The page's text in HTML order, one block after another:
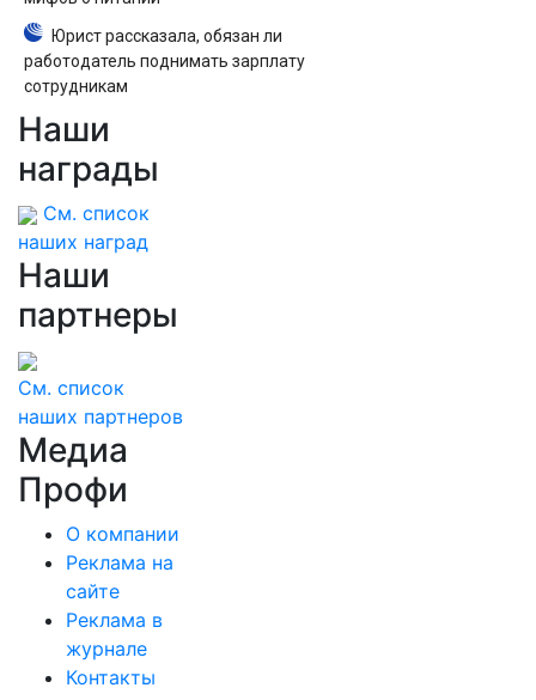
Юрист рассказала, обязан ли
работодатель поднимать зарплату
сотрудникам
Дрифт на мопеде. Мужское / Женское.
Наши
награды
См. список
наших наград
Наши
партнеры
См. список
наших партнеров
Медиа
Профи
О компании
Реклама на
сайте
Реклама в
журнале
Контакты